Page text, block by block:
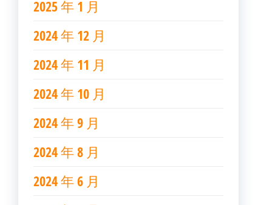
2025 年 1 月
2024 年 12 月
2024 年 11 月
2024 年 10 月
2024 年 9 月
2024 年 8 月
2024 年 6 月